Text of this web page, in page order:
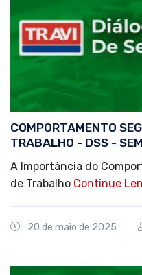
COMPORTAMENTO
TRABALHO - DSS -
A Importância do
de Trabalho Continue
20 de maio de 2025